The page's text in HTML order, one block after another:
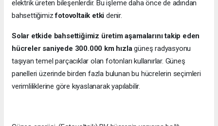
elektrik üreten bileşenlerdir. Bu işleme daha önce de adından
bahsettiğimizfotovoltaik etkidenir.
Solar etkide bahsettiğimiz üretim aşamalarını takip eden
hücreler saniyede 300.000 km hızlagüneş radyasyonu
taşıyan temel parçacıklar olan fotonları kullanırlar. Güneş
panelleri üzerinde birden fazla bulunan bu hücrelerin seçimleri
verimliliklerine göre kıyaslanarak yapılabilir.